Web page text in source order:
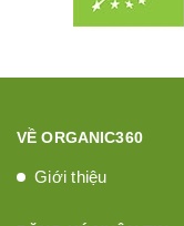
VỀ ORGANIC360
Giới thiệu